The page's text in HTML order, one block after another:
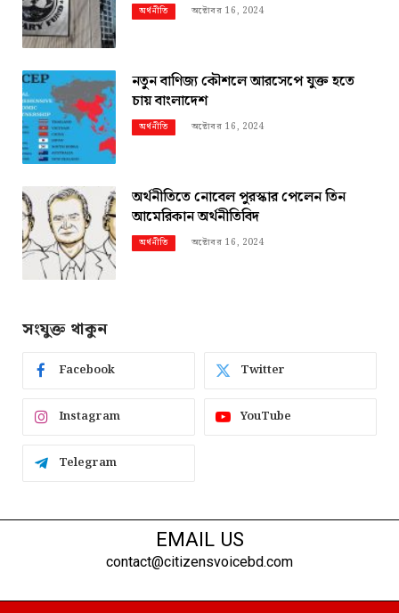
অর্থনীতি অক্টোবর 16, 2024
নতুন বাণিজ্য কৌশলে আরসেপে যুক্ত হতে
চায় বাংলাদেশ
অর্থনীতি অক্টোবর 16, 2024
অর্থনীতিতে নোবেল পুরস্কার পেলেন তিন
আমেরিকান অর্থনীতিবিদ
অর্থনীতি অক্টোবর 16, 2024
সংযুক্ত থাকুন
Facebook Twitter
Instagram YouTube
Telegram
EMAIL US
contact@citizensvoicebd.com